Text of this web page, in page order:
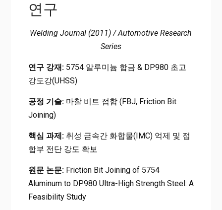
연구
Welding Journal (2011) / Automotive Research
Series
연구 강재:5754 알루미늄 합금 & DP980 초고
강도강(UHSS)
공정 기술:마찰 비트 접합 (FBJ, Friction Bit
Joining)
핵심 과제:취성 금속간 화합물(IMC) 억제 및 접
합부 전단 강도 확보
원문 논문:Friction Bit Joining of 5754
Aluminum to DP980 Ultra-High Strength Steel: A
Feasibility Study